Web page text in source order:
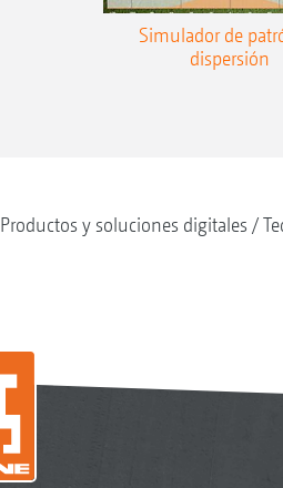
Simulador de
dispersión
Productos y soluciones digitales